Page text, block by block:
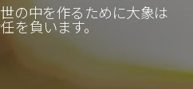
の中を作るために大象は
を負います。